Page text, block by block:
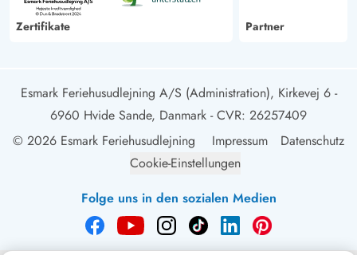
Zertifikate Partner
Esmark Feriehusudlejning A/S (Administration), Kirkevej 6 -
6960 Hvide Sande, Danmark - CVR: 26257409
© 2026 Esmark Feriehusudlejning
Impressum
Datenschutz
Cookie-Einstellungen
Folge uns in den sozialen Medien